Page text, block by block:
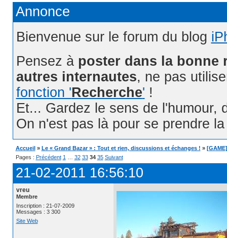
Annonce
Bienvenue sur le forum du blog
Pensez à poster dans la bonne
autres internautes, ne pas
fonction 'Recherche' !
Et... Gardez le sens de l'humour,
On n'est pas là pour se prendre
Accueil » Le « Grand Bazar » : Tout et rien, discussions et échanges ! »
Pages : Précédent 1 32 33 34 35 Suivant
21-02-2011 16:56:10
vreu
Membre
Inscription : 21-07-2009
Messages : 3 300
Site Web